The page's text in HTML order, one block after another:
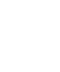
未経験大歓迎！
/転勤なし/年休